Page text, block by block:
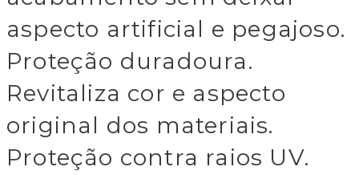
aspecto artificial e pegajoso.
Proteção duradoura.
Revitaliza cor e aspecto
original dos materiais.
Proteção contra raios UV.